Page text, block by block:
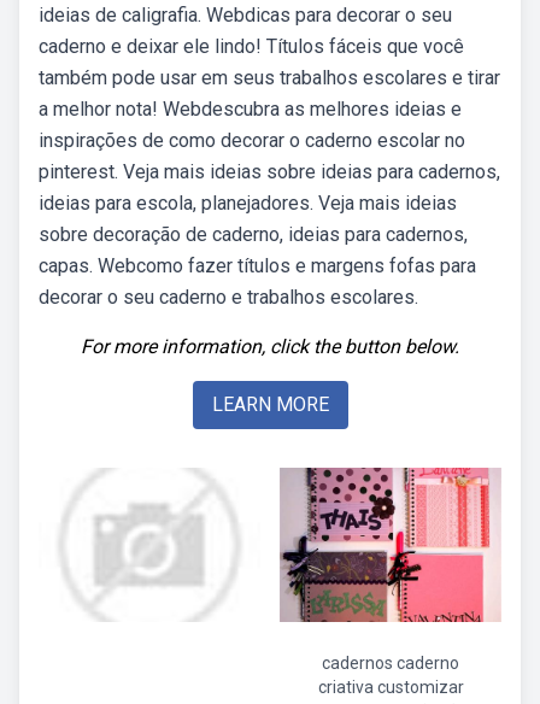
ideias de caligrafia. Webdicas para decorar o seu
caderno e deixar ele lindo! Títulos fáceis que você
também pode usar em seus trabalhos escolares e tirar
a melhor nota! Webdescubra as melhores ideias e
inspirações de como decorar o caderno escolar no
pinterest. Veja mais ideias sobre ideias para cadernos,
ideias para escola, planejadores. Veja mais ideias
sobre decoração de caderno, ideias para cadernos,
capas. Webcomo fazer títulos e margens fofas para
decorar o seu caderno e trabalhos escolares.
For more information, click the button below.
LEARN MORE
cadernos caderno
criativa customizar